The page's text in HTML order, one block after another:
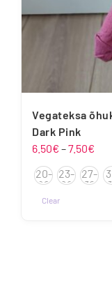
Vegateksa
Dark Pink
6.50€ –7.50€
20-
22
23-
26
27-
30
Clear